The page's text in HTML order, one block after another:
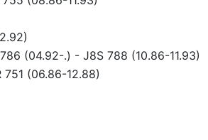
(04.92-.) - J8S 788 (10.86-11.93)
751 (06.86-12.88)